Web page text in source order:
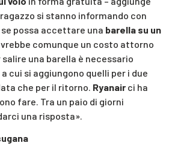
si stanno informando con
possa accettare una barella su un
comunque un costo attorno
salire una barella è necessario
cui si aggiungono quelli per i due
che per il ritorno. Ryanair ci ha
fare. Tra un paio di giorni
una risposta».